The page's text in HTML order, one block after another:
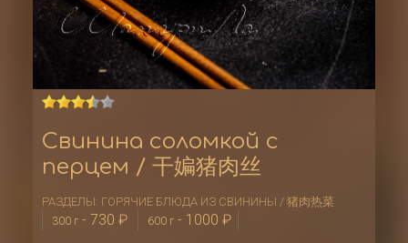
Свинина соломкой с
перцем / 干媥猪肉丝
РАЗДЕЛЫ: ГОРЯЧИЕ БЛЮДА ИЗ СВИНИНЫ / 猪肉热菜
300 г- 730 ₽ 600 г- 1000 ₽